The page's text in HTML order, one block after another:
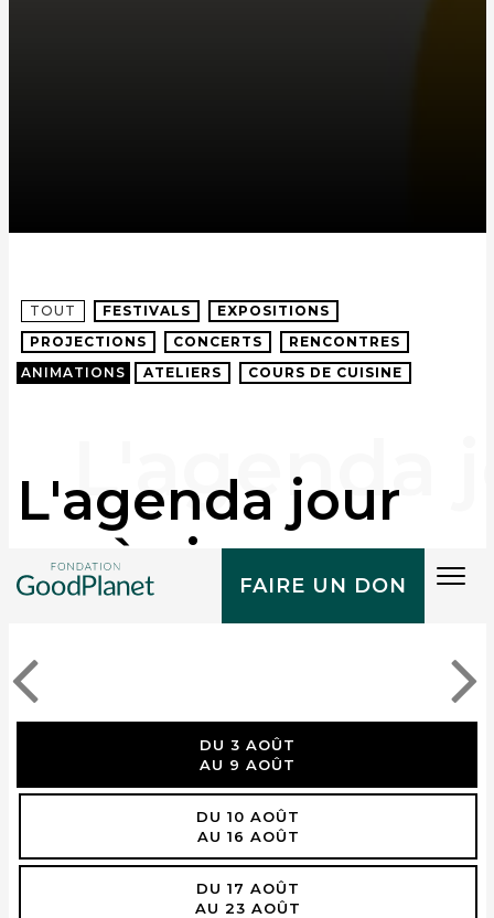
FAIRE UN DON
TOUT FESTIVALS
EXPOSITIONS
PROJECTIONS
CONCERTS
RENCONTRES
ANIMATIONS
ATELIERS COURS DE CUISINE
L'agenda jour
après jour
DU 3 AOÛT
AU 9 AOÛT
DU 10 AOÛT
AU 16 AOÛT
DU 17 AOÛT
AU 23 AOÛT